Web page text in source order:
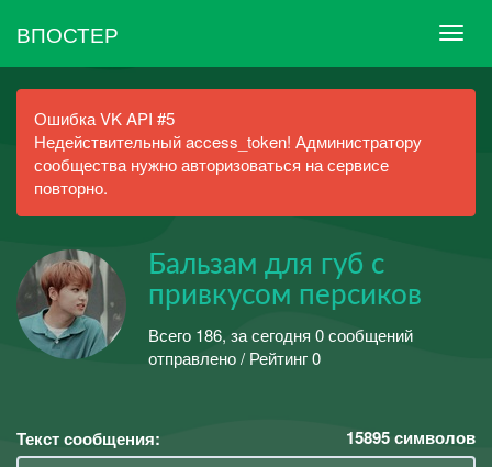
ВПОСТЕР
Ошибка VK API #5
Недействительный access_token! Администратору
сообщества нужно авторизоваться на сервисе
повторно.
Бальзам для губ с
привкусом персиков
Всего 186, за сегодня 0 сообщений
отправлено / Рейтинг 0
Текст сообщения: 15895символов